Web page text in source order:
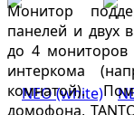
Монитор
панелей и двух
до 4 мониторов
интеркома
комнатой).
домофона,